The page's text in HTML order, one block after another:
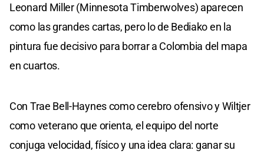
Leonard Miller (Minnesota Timberwolves) aparecen
como las grandes cartas, pero lo de Bediako en la
pintura fue decisivo para borrar a Colombia del mapa
en cuartos.
Con Trae Bell-Haynes como cerebro ofensivo y Wiltjer
como veterano que orienta, el equipo del norte
conjuga velocidad, físico y una idea clara: ganar su